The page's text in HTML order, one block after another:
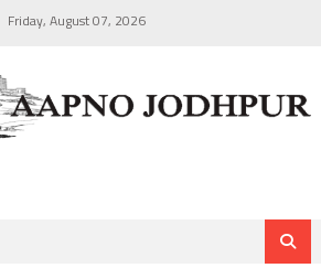
Friday, August 07, 2026